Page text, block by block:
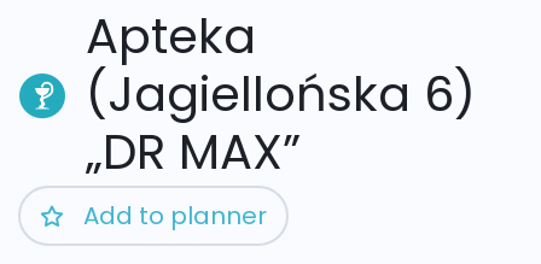
Apteka
(Jagiellońska 6)
„DR MAX”
Add to planner